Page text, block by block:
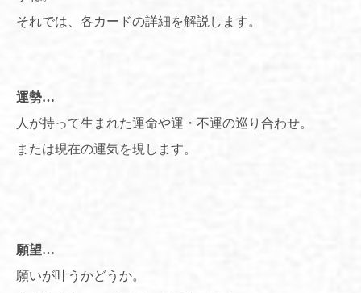
それでは、各カードの詳細を解説します。
運勢…
人が持って生まれた運命や運・不運の巡り合わせ。
または現在の運気を現します。
願望…
願いが叶うかどうか。